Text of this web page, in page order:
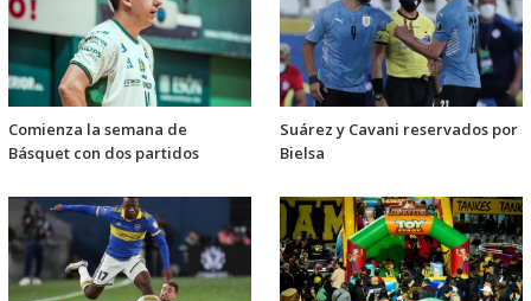
Comienza la semana de
Básquet con dos partidos
Suárez y Cavani reservados por
Bielsa